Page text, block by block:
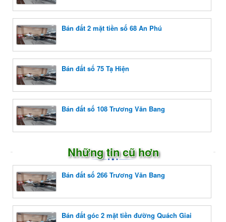
Bán đất 2 mặt tiền số 68 An Phú
Bán đất số 75 Tạ Hiện
Bán đất số 108 Trương Văn Bang
Những tin cũ hơn
Bán đất số 266 Trương Văn Bang
Bán đất góc 2 mặt tiền đường Quách Giai